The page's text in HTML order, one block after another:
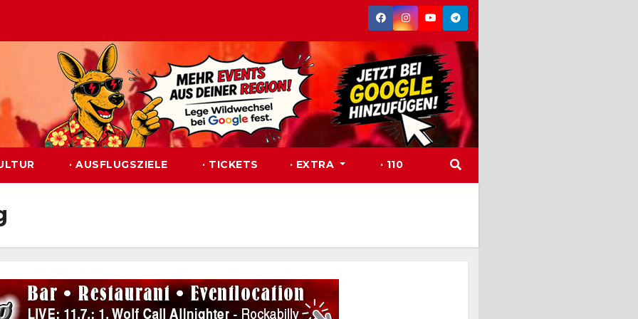
· AUSFLUGSZIELE · TICKETS · EXTRA · 110